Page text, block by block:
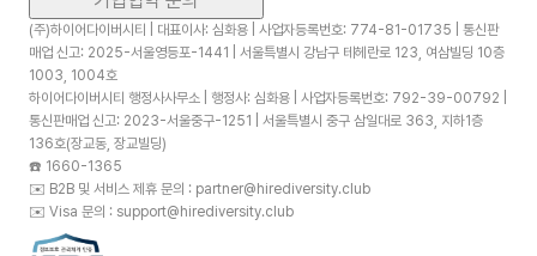
(주)하이어다이버시티 | 대표이사: 심화용 | 사업자등록번호: 774-81-01735 | 통신판
매업 신고: 2025-서울영등포-1441 | 서울특별시 강남구 테헤란로 123, 여삼빌딩 10층
1003, 1004호
하이어다이버시티 행정사사무소 | 행정사: 심화용 | 사업자등록번호: 792-39-00792 |
통신판매업 신고: 2023-서울중구-1251 | 서울특별시 중구 삼일대로 363, 지하1층
136호(장교동, 장교빌딩)
☎️ 1660-1365
✉️ B2B 및 서비스 제휴 문의 : partner@hirediversity.club
✉️ Visa 문의 : support@hirediversity.club